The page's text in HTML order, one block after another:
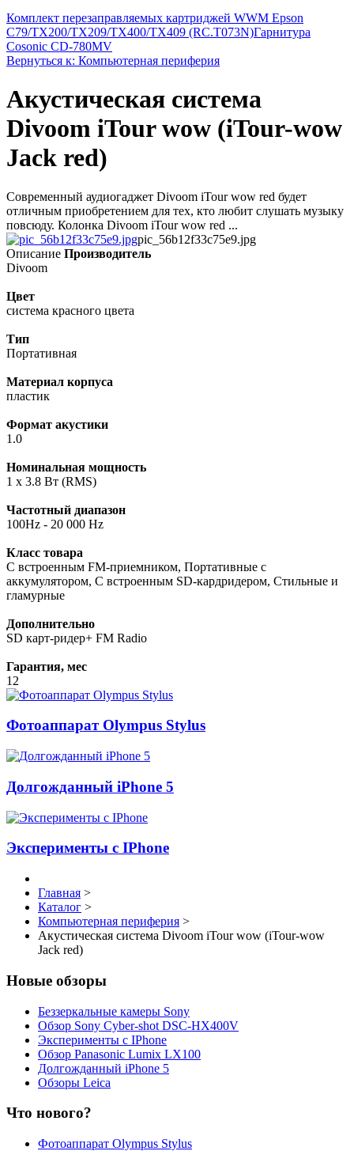
Комплект перезаправляемых картриджей WWM Epson
C79/TX200/TX209/TX400/TX409 (RC.T073N)Гарнитура
Cosonic CD-780MV
Вернуться к: Компьютерная периферия
Акустическая система
Divoom iTour wow (iTour-wow
Jack red)
Современный аудиогаджет Divoom iTour wow red будет
отличным приобретением для тех, кто любит слушать музыку
повсюду. Колонка Divoom iTour wow red ...
pic_56b12f33c75e9.jpg
Описание Производитель
Divoom
Цвет
система красного цвета
Тип
Портативная
Материал корпуса
пластик
Формат акустики
1.0
Номинальная мощность
1 x 3.8 Вт (RMS)
Частотный диапазон
100Hz - 20 000 Hz
Класс товара
С встроенным FM-приемником, Портативные с
аккумулятором, С встроенным SD-кардридером, Стильные и
гламурные
Дополнительно
SD карт-ридер+ FM Radio
Гарантия, мес
12
Фотоаппарат Olympus Stylus
Долгожданный iPhone 5
Эксперименты с IPhone
Главная >
Каталог >
Компьютерная периферия >
Акустическая система Divoom iTour wow (iTour-wow
Jack red)
Новые обзоры
Беззеркальные камеры Sony
Обзор Sony Cyber-shot DSC-HX400V
Эксперименты с IPhone
Обзор Panasonic Lumix LX100
Долгожданный iPhone 5
Обзоры Leica
Что нового?
Фотоаппарат Olympus Stylus